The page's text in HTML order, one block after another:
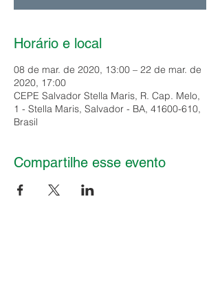
Horário e local
08 de mar. de 2020, 13:00 – 22 de mar. de
2020, 17:00
CEPE Salvador Stella Maris, R. Cap. Melo,
1 - Stella Maris, Salvador - BA, 41600-610,
Brasil
Compartilhe esse evento